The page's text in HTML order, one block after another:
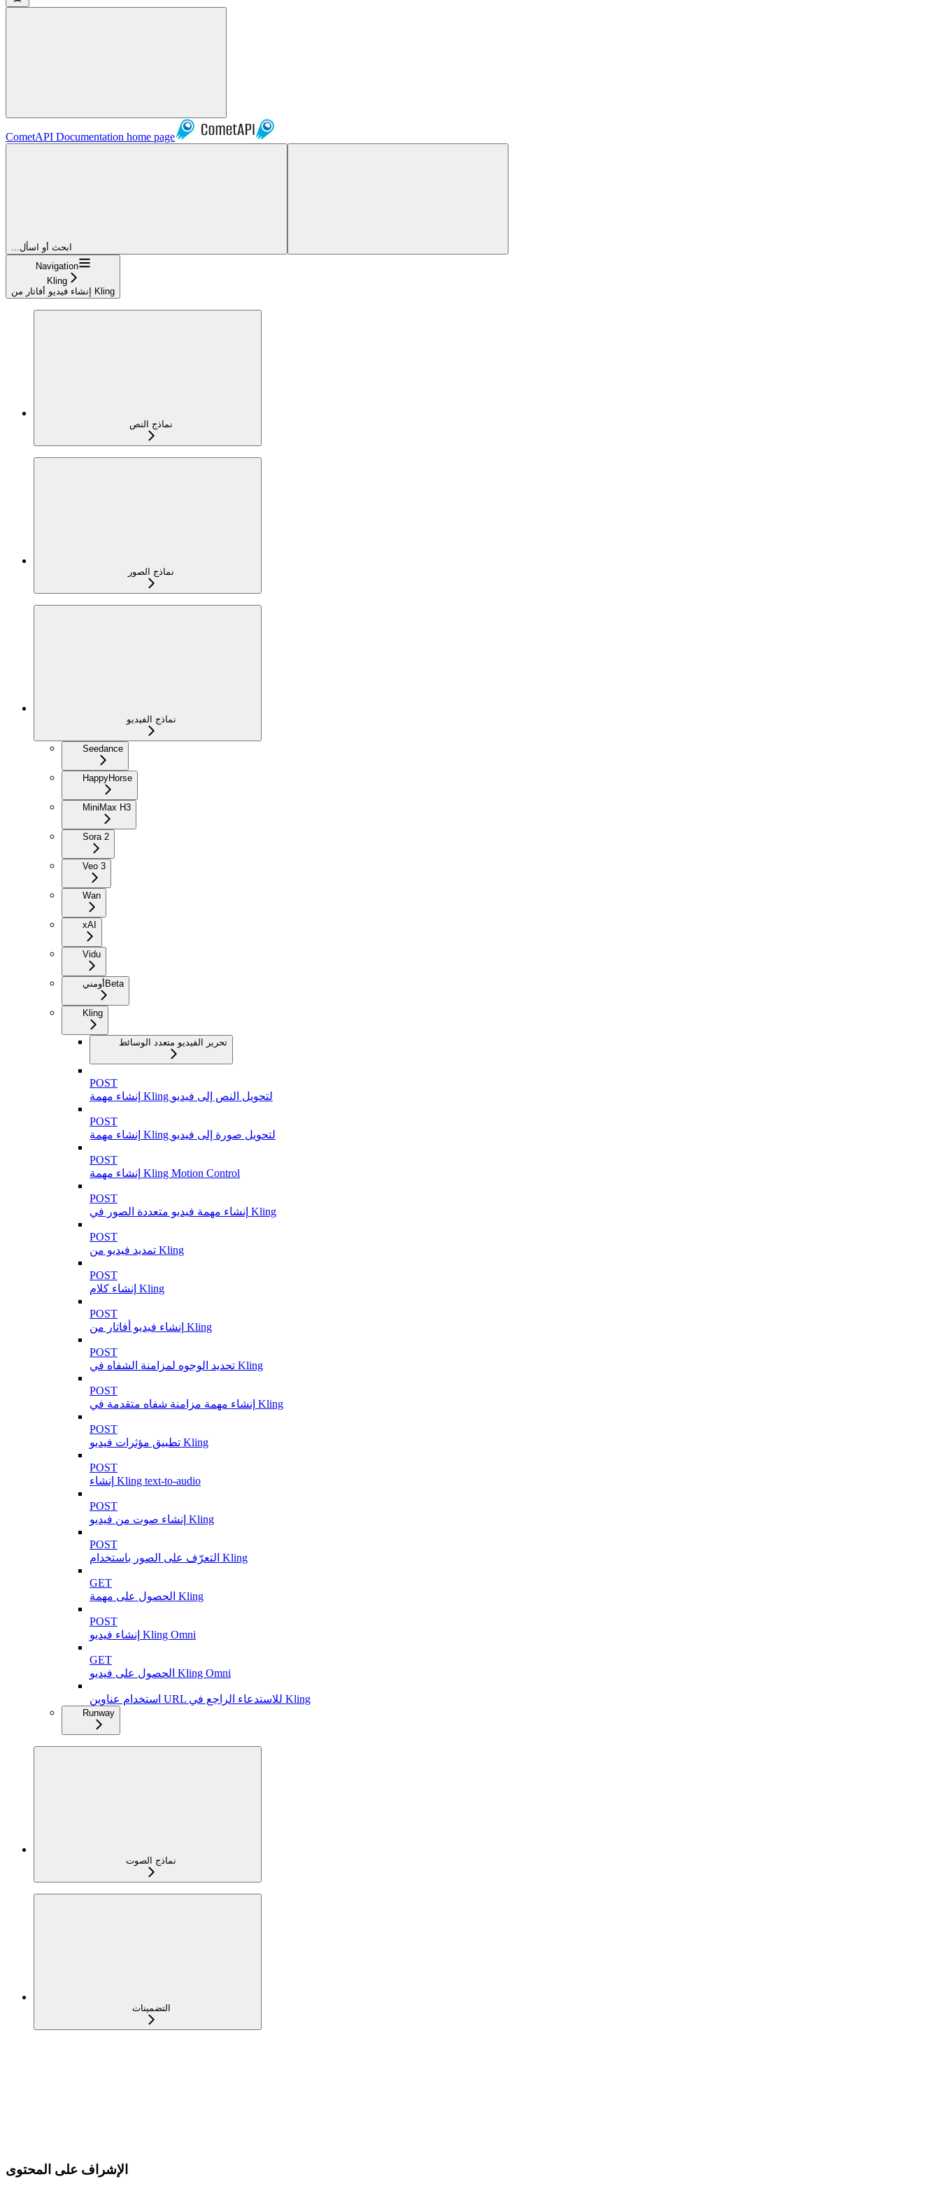
CometAPI Documentation home page
...ابحث أو اسأل
Navigation
Kling
إنشاء فيديو أفاتار من Kling
نماذج النص
نماذج الصور
نماذج الفيديو
Seedance
HappyHorse
MiniMax H3
Sora 2
Veo 3
Wan
xAI
Vidu
أومني Beta
Kling
تحرير الفيديو متعدد الوسائط
POST
إنشاء مهمة Kling لتحويل النص إلى فيديو
POST
إنشاء مهمة Kling لتحويل صورة إلى فيديو
POST
إنشاء مهمة Kling Motion Control
POST
إنشاء مهمة فيديو متعددة الصور في Kling
POST
تمديد فيديو من Kling
POST
إنشاء كلام Kling
POST
إنشاء فيديو أفاتار من Kling
POST
تحديد الوجوه لمزامنة الشفاه في Kling
POST
إنشاء مهمة مزامنة شفاه متقدمة في Kling
POST
تطبيق مؤثرات فيديو Kling
POST
إنشاء Kling text-to-audio
POST
إنشاء صوت من فيديو Kling
POST
التعرّف على الصور باستخدام Kling
GET
الحصول على مهمة Kling
POST
إنشاء فيديو Kling Omni
GET
الحصول على فيديو Kling Omni
استخدام عناوين URL للاستدعاء الراجع في Kling
Runway
نماذج الصوت
التضمينات
الإشراف على المحتوى